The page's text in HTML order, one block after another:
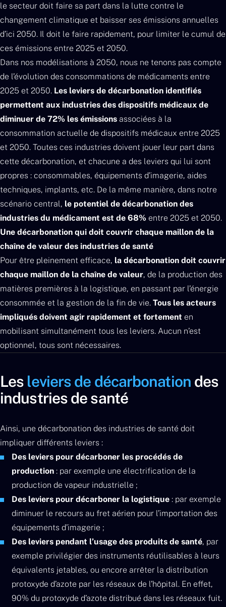
le secteur doit faire sa part dans la lutte contre le
changement climatique et baisser ses émissions annuelles
d’ici 2050. Il doit le faire rapidement, pour limiter le cumul de
ces émissions entre 2025 et 2050.
Dans nos modélisations à 2050, nous ne tenons pas compte
de l’évolution des consommations de médicaments entre
2025 et 2050. Les leviers de décarbonation identifiés
permettent aux industries des dispositifs médicaux de
diminuer de 72% les émissions associées à la
consommation actuelle de dispositifs médicaux entre 2025
et 2050. Toutes ces industries doivent jouer leur part dans
cette décarbonation, et chacune a des leviers qui lui sont
propres : consommables, équipements d’imagerie, aides
techniques, implants, etc. De la même manière, dans notre
scénario central, le potentiel de décarbonation des
industries du médicament est de 68% entre 2025 et 2050.
Une décarbonation qui doit couvrir chaque maillon de la
chaîne de valeur des industries de santé
Pour être pleinement efficace, la décarbonation doit couvrir
chaque maillon de la chaîne de valeur, de la production des
matières premières à la logistique, en passant par l’énergie
consommée et la gestion de la fin de vie. Tous les acteurs
impliqués doivent agir rapidement et fortement en
mobilisant simultanément tous les leviers. Aucun n’est
optionnel, tous sont nécessaires.
Les leviers de décarbonation des
industries de santé
Ainsi, une décarbonation des industries de santé doit
impliquer différents leviers :
Des leviers pour décarboner les procédés de
production : par exemple une électrification de la
production de vapeur industrielle ;
Des leviers pour décarboner la logistique : par exemple
diminuer le recours au fret aérien pour l’importation des
équipements d’imagerie ;
Des leviers pendant l’usage des produits de santé, par
exemple privilégier des instruments réutilisables à leurs
équivalents jetables, ou encore arrêter la distribution
protoxyde d’azote par les réseaux de l’hôpital. En effet,
90% du protoxyde d’azote distribué dans les réseaux fuit.